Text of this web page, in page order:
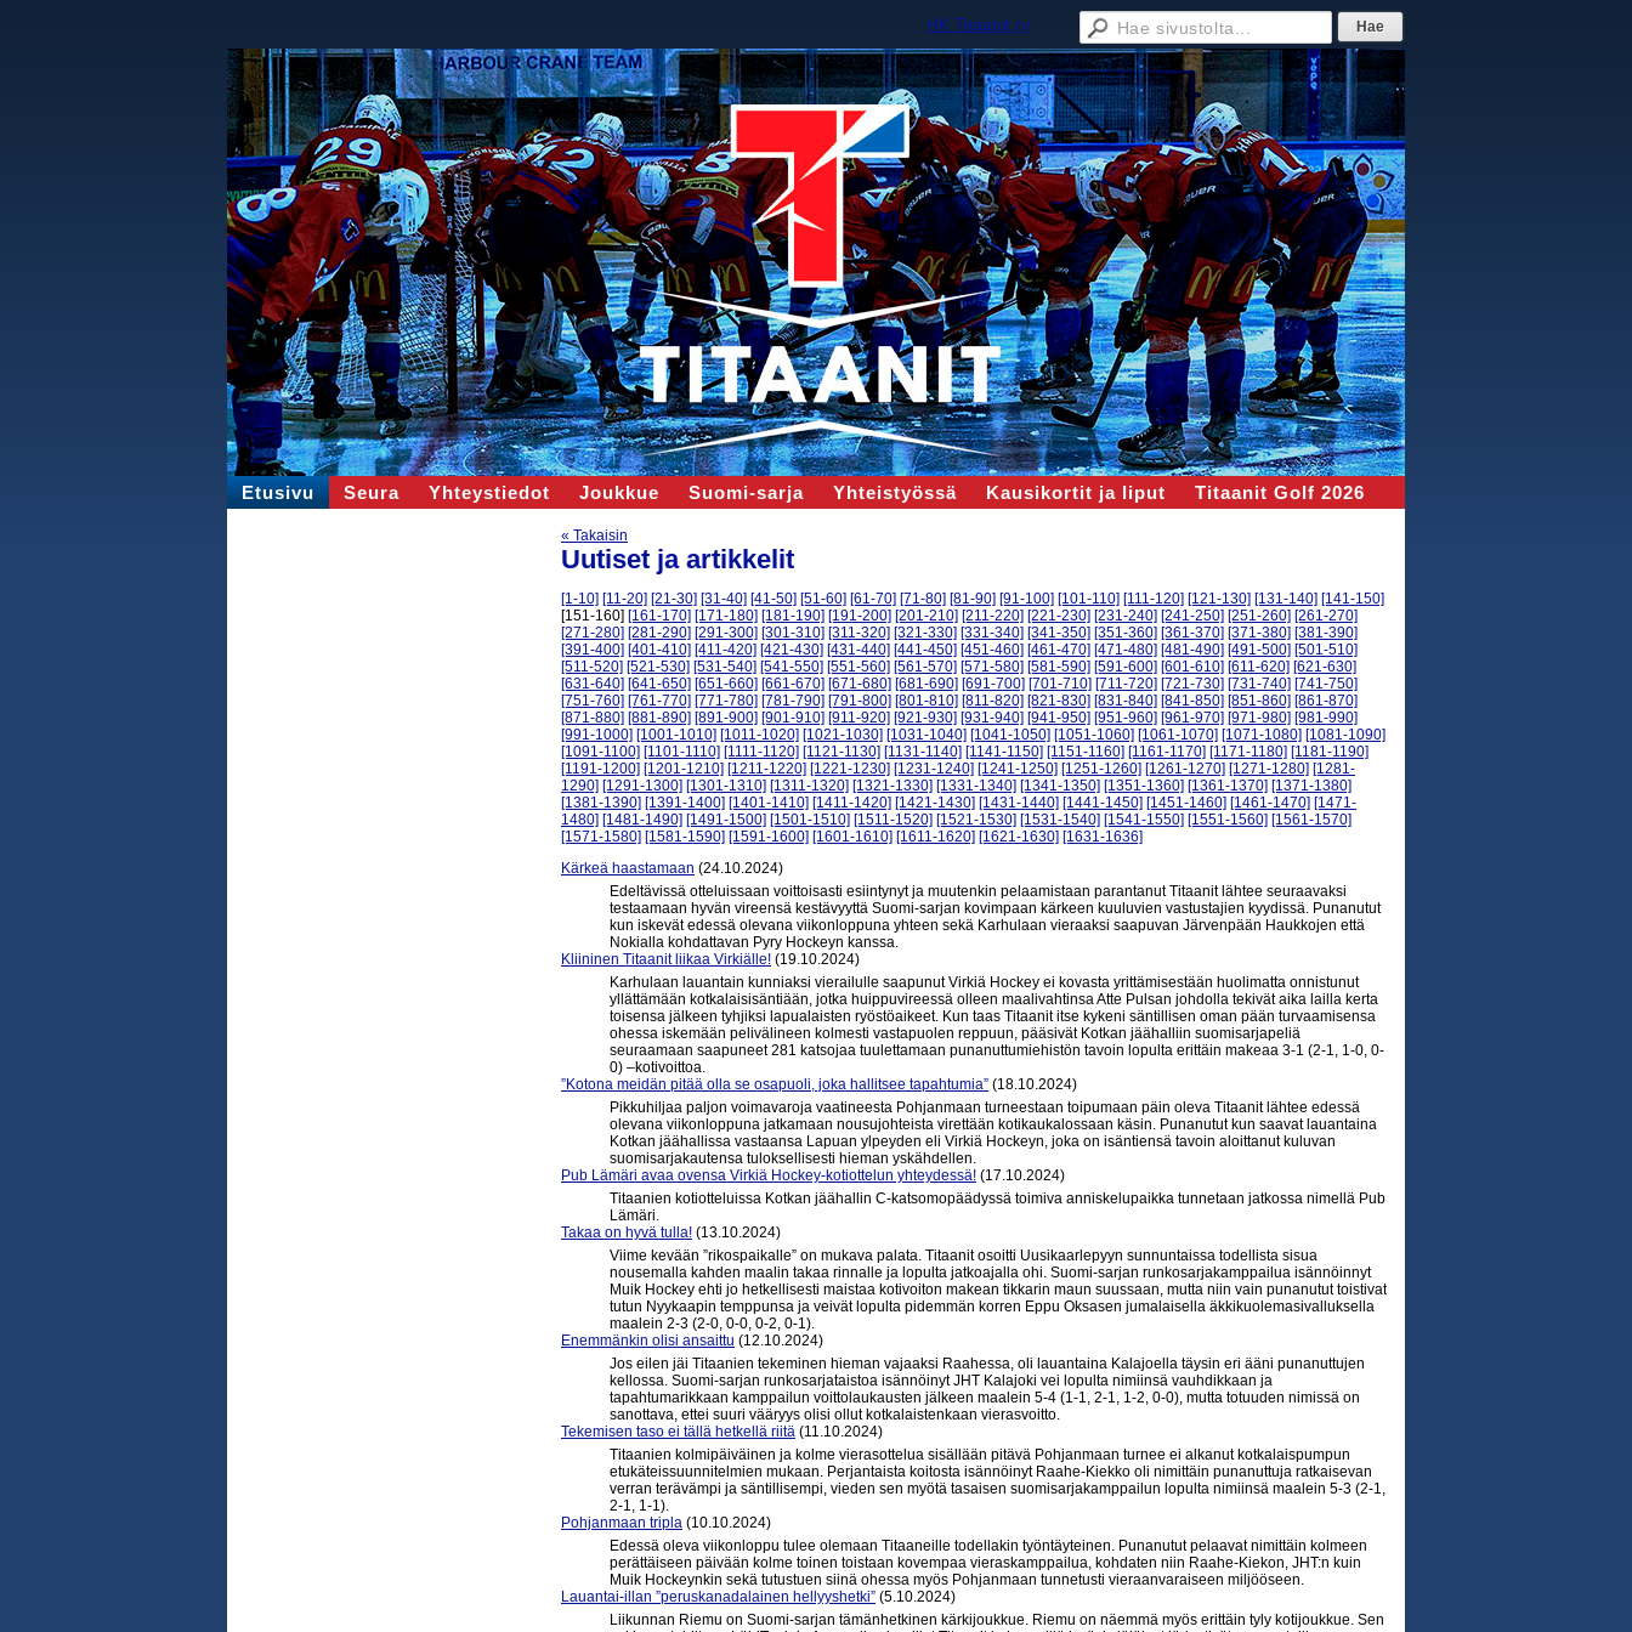
HK Titaanit ry
Etusivu Seura Yhteystiedot Joukkue Suomi-sarja Yhteistyössä Kausikortit ja liput Titaanit Golf 2026
« Takaisin
Uutiset ja artikkelit
[1-10] [11-20] [21-30] [31-40] [41-50] [51-60] [61-70] [71-80] [81-90] [91-100] [101-110] [111-120] [121-130] [131-140] [141-150]
[151-160] [161-170] [171-180] [181-190] [191-200] [201-210] [211-220] [221-230] [231-240] [241-250] [251-260] [261-270]
[271-280] [281-290] [291-300] [301-310] [311-320] [321-330] [331-340] [341-350] [351-360] [361-370] [371-380] [381-390]
[391-400] [401-410] [411-420] [421-430] [431-440] [441-450] [451-460] [461-470] [471-480] [481-490] [491-500] [501-510]
[511-520] [521-530] [531-540] [541-550] [551-560] [561-570] [571-580] [581-590] [591-600] [601-610] [611-620] [621-630]
[631-640] [641-650] [651-660] [661-670] [671-680] [681-690] [691-700] [701-710] [711-720] [721-730] [731-740] [741-750]
[751-760] [761-770] [771-780] [781-790] [791-800] [801-810] [811-820] [821-830] [831-840] [841-850] [851-860] [861-870]
[871-880] [881-890] [891-900] [901-910] [911-920] [921-930] [931-940] [941-950] [951-960] [961-970] [971-980] [981-990]
[991-1000] [1001-1010] [1011-1020] [1021-1030] [1031-1040] [1041-1050] [1051-1060] [1061-1070] [1071-1080] [1081-1090]
[1091-1100] [1101-1110] [1111-1120] [1121-1130] [1131-1140] [1141-1150] [1151-1160] [1161-1170] [1171-1180] [1181-1190]
[1191-1200] [1201-1210] [1211-1220] [1221-1230] [1231-1240] [1241-1250] [1251-1260] [1261-1270] [1271-1280] [1281-
1290] [1291-1300] [1301-1310] [1311-1320] [1321-1330] [1331-1340] [1341-1350] [1351-1360] [1361-1370] [1371-1380]
[1381-1390] [1391-1400] [1401-1410] [1411-1420] [1421-1430] [1431-1440] [1441-1450] [1451-1460] [1461-1470] [1471-
1480] [1481-1490] [1491-1500] [1501-1510] [1511-1520] [1521-1530] [1531-1540] [1541-1550] [1551-1560] [1561-1570]
[1571-1580] [1581-1590] [1591-1600] [1601-1610] [1611-1620] [1621-1630] [1631-1636]
Kärkeä haastamaan (24.10.2024)
Edeltävissä otteluissaan voittoisasti esiintynyt ja muutenkin pelaamistaan parantanut Titaanit lähtee seuraavaksi
testaamaan hyvän vireensä kestävyyttä Suomi-sarjan kovimpaan kärkeen kuuluvien vastustajien kyydissä. Punanutut
kun iskevät edessä olevana viikonloppuna yhteen sekä Karhulaan vieraaksi saapuvan Järvenpään Haukkojen että
Nokialla kohdattavan Pyry Hockeyn kanssa.
Kliininen Titaanit liikaa Virkiälle! (19.10.2024)
Karhulaan lauantain kunniaksi vierailulle saapunut Virkiä Hockey ei kovasta yrittämisestään huolimatta onnistunut
yllättämään kotkalaisisäntiään, jotka huippuvireessä olleen maalivahtinsa Atte Pulsan johdolla tekivät aika lailla kerta
toisensa jälkeen tyhjiksi lapualaisten ryöstöaikeet. Kun taas Titaanit itse kykeni säntillisen oman pään turvaamisensa
ohessa iskemään pelivälineen kolmesti vastapuolen reppuun, pääsivät Kotkan jäähalliin suomisarjapeliä
seuraamaan saapuneet 281 katsojaa tuulettamaan punanuttumiehistön tavoin lopulta erittäin makeaa 3-1 (2-1, 1-0, 0-
0) –kotivoittoa.
”Kotona meidän pitää olla se osapuoli, joka hallitsee tapahtumia” (18.10.2024)
Pikkuhiljaa paljon voimavaroja vaatineesta Pohjanmaan turneestaan toipumaan päin oleva Titaanit lähtee edessä
olevana viikonloppuna jatkamaan nousujohteista virettään kotikaukalossaan käsin. Punanutut kun saavat lauantaina
Kotkan jäähallissa vastaansa Lapuan ylpeyden eli Virkiä Hockeyn, joka on isäntiensä tavoin aloittanut kuluvan
suomisarjakautensa tuloksellisesti hieman yskähdellen.
Pub Lämäri avaa ovensa Virkiä Hockey-kotiottelun yhteydessä! (17.10.2024)
Titaanien kotiotteluissa Kotkan jäähallin C-katsomopäädyssä toimiva anniskelupaikka tunnetaan jatkossa nimellä Pub
Lämäri.
Takaa on hyvä tulla! (13.10.2024)
Viime kevään ”rikospaikalle” on mukava palata. Titaanit osoitti Uusikaarlepyyn sunnuntaissa todellista sisua
nousemalla kahden maalin takaa rinnalle ja lopulta jatkoajalla ohi. Suomi-sarjan runkosarjakamppailua isännöinnyt
Muik Hockey ehti jo hetkellisesti maistaa kotivoiton makean tikkarin maun suussaan, mutta niin vain punanutut toistivat
tutun Nyykaapin temppunsa ja veivät lopulta pidemmän korren Eppu Oksasen jumalaisella äkkikuolemasivalluksella
maalein 2-3 (2-0, 0-0, 0-2, 0-1).
Enemmänkin olisi ansaittu (12.10.2024)
Jos eilen jäi Titaanien tekeminen hieman vajaaksi Raahessa, oli lauantaina Kalajoella täysin eri ääni punanuttujen
kellossa. Suomi-sarjan runkosarjataistoa isännöinyt JHT Kalajoki vei lopulta nimiinsä vauhdikkaan ja
tapahtumarikkaan kamppailun voittolaukausten jälkeen maalein 5-4 (1-1, 2-1, 1-2, 0-0), mutta totuuden nimissä on
sanottava, ettei suuri vääryys olisi ollut kotkalaistenkaan vierasvoitto.
Tekemisen taso ei tällä hetkellä riitä (11.10.2024)
Titaanien kolmipäiväinen ja kolme vierasottelua sisällään pitävä Pohjanmaan turnee ei alkanut kotkalaispumpun
etukäteissuunnitelmien mukaan. Perjantaista koitosta isännöinyt Raahe-Kiekko oli nimittäin punanuttuja ratkaisevan
verran terävämpi ja säntillisempi, vieden sen myötä tasaisen suomisarjakamppailun lopulta nimiinsä maalein 5-3 (2-1,
2-1, 1-1).
Pohjanmaan tripla (10.10.2024)
Edessä oleva viikonloppu tulee olemaan Titaaneille todellakin työntäyteinen. Punanutut pelaavat nimittäin kolmeen
perättäiseen päivään kolme toinen toistaan kovempaa vieraskamppailua, kohdaten niin Raahe-Kiekon, JHT:n kuin
Muik Hockeynkin sekä tutustuen siinä ohessa myös Pohjanmaan tunnetusti vieraanvaraiseen miljööseen.
Lauantai-illan ”peruskanadalainen hellyyshetki” (5.10.2024)
Liikunnan Riemu on Suomi-sarjan tämänhetkinen kärkijoukkue. Riemu on näemmä myös erittäin tyly kotijoukkue. Sen